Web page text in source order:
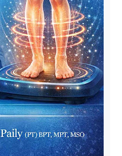
കുണ്ഡലിനിയെ
മഹാഅഗ്നിയെ
ശ്രീ മഹാവതാര്‍
അതിനായി
മാറി. കൃഷ്ണനും
ശ്രീ മഹാവതാര്‍
തിളങ്ങുന്നു.
പുസ്തകത്തിന്‍റെ
മരണമില്ലാത്ത